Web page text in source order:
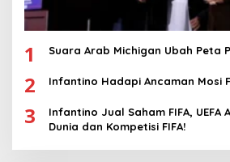
1 Suara Arab Michigan Ubah Peta
2 Infantino Hadapi Ancaman Mosi
3
Infantino Jual Saham FIFA, UEFA
Dunia dan Kompetisi FIFA!